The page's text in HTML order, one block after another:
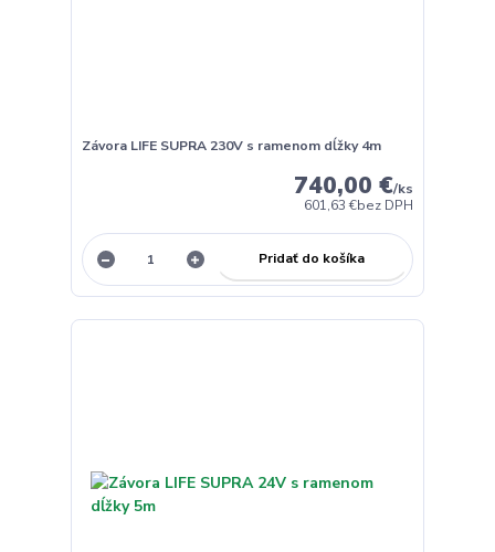
Závora LIFE SUPRA 230V s ramenom dĺžky 4m
740,00 €/ks
601,63 €bez DPH
Pridať do košíka